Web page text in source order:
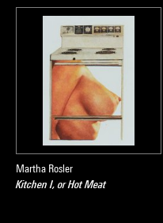
Martha Rosler
Kitchen I, or Hot Meat